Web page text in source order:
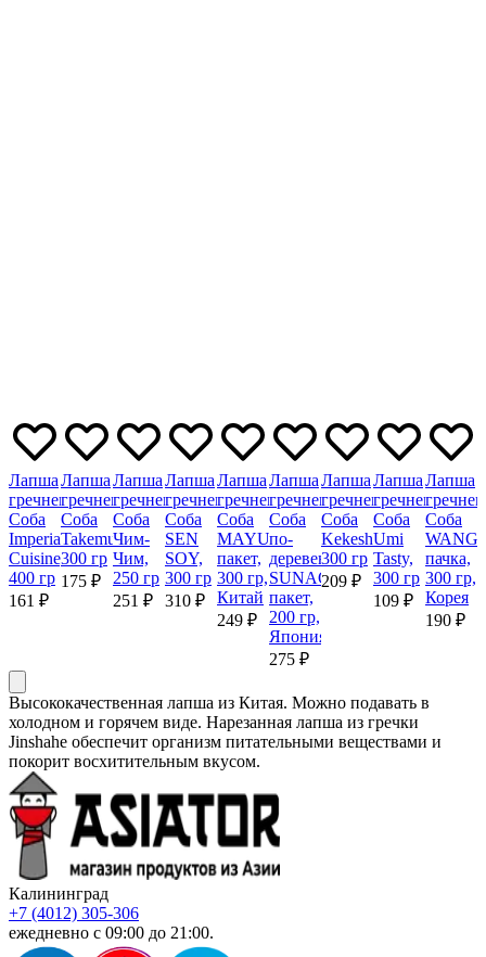
Лапша
гречневая
Соба
Imperial
Cuisine,
400 гр
161 ₽
Лапша
гречневая
Соба
Takemura,
300 гр
175 ₽
Лапша
гречневая
Соба
Чим-
Чим,
250 гр
251 ₽
Лапша
гречневая
Соба
SEN
SOY,
300 гр
310 ₽
Лапша
гречневая
Соба
MAYUMI,
пакет,
300 гр,
Китай
249 ₽
Лапша
гречневая
Соба
по-
деревенски
SUNAOSHI,
пакет,
200 гр,
Япония
275 ₽
Лапша
гречневая
Соба
Kekeshi,
300 гр
209 ₽
Лапша
гречневая
Соба
Umi
Tasty,
300 гр
109 ₽
Лапша
Соба
WANG,
пачка,
300 гр,
Корея
190 ₽
Высококачественная лапша из Китая. Можно подавать в
холодном и горячем виде. Нарезанная лапша из гречки
Jinshahe обеспечит организм питательными веществами и
покорит восхитительным вкусом.
Калининград
+7 (4012) 305-306
ежедневно с 09:00 до 21:00.